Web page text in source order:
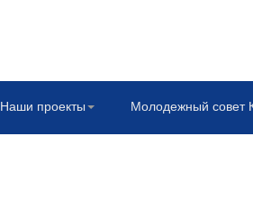
Наши проекты Молодежный